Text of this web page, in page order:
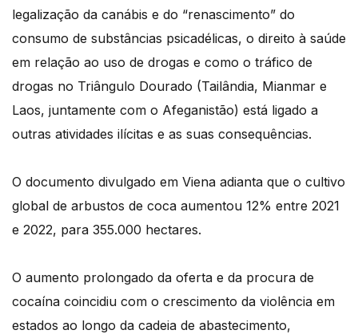
legalização da canábis e do “renascimento” do
consumo de substâncias psicadélicas, o direito à saúde
em relação ao uso de drogas e como o tráfico de
drogas no Triângulo Dourado (Tailândia, Mianmar e
Laos, juntamente com o Afeganistão) está ligado a
outras atividades ilícitas e as suas consequências.
O documento divulgado em Viena adianta que o cultivo
global de arbustos de coca aumentou 12% entre 2021
e 2022, para 355.000 hectares.
O aumento prolongado da oferta e da procura de
cocaína coincidiu com o crescimento da violência em
estados ao longo da cadeia de abastecimento,